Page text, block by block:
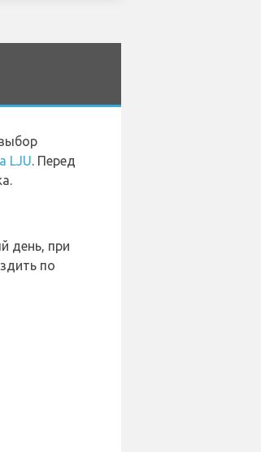
LJU. Перед
день, при
по